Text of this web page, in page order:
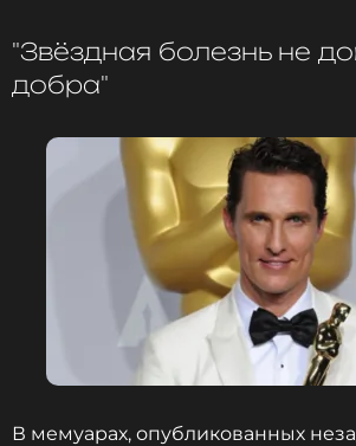
"Звёздная болезнь не
добра"
В мемуарах, опубликованных